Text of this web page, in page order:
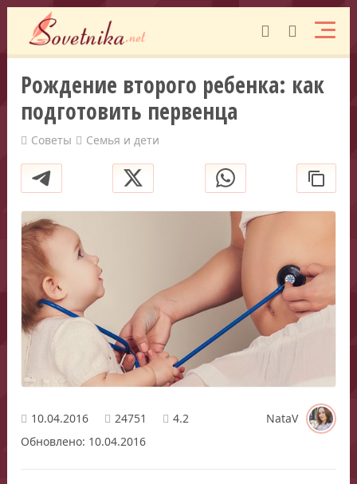
Рождение второго ребенка: как
подготовить первенца
Советы Семья и дети
10.04.2016 24751 4.2
NataV
Обновлено: 10.04.2016